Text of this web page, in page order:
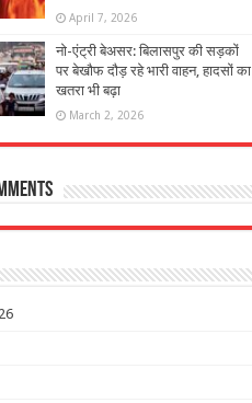
April 7, 2026
नो-एंट्री बेअसर: बिलासपुर की सड़कों
पर बेखौफ दौड़ रहे भारी वाहन, हादसों का
खतरा भी बढ़ा
March 2, 2026